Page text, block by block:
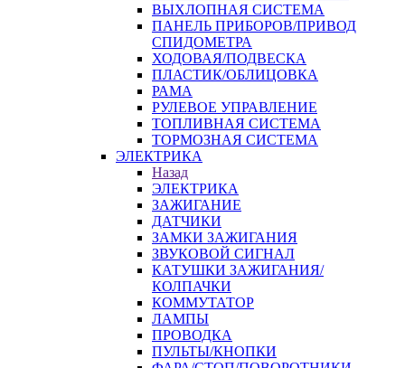
ВЫХЛОПНАЯ СИСТЕМА
ПАНЕЛЬ ПРИБОРОВ/ПРИВОД
СПИДОМЕТРА
ХОДОВАЯ/ПОДВЕСКА
ПЛАСТИК/ОБЛИЦОВКА
РАМА
РУЛЕВОЕ УПРАВЛЕНИЕ
ТОПЛИВНАЯ СИСТЕМА
ТОРМОЗНАЯ СИСТЕМА
ЭЛЕКТРИКА
Назад
ЭЛЕКТРИКА
ЗАЖИГАНИЕ
ДАТЧИКИ
ЗАМКИ ЗАЖИГАНИЯ
ЗВУКОВОЙ СИГНАЛ
КАТУШКИ ЗАЖИГАНИЯ/
КОЛПАЧКИ
КОММУТАТОР
ЛАМПЫ
ПРОВОДКА
ПУЛЬТЫ/КНОПКИ